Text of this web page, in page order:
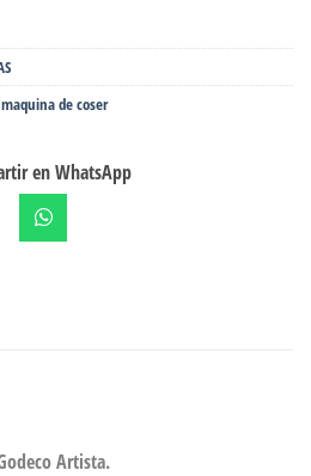
maquina de coser
en WhatsApp
Artista.